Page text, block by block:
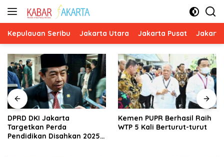
Kepulauan Seribu Jakarta Utara Jakarta Pusat
DPRD DKI Jakarta
Targetkan Perda
Pendidikan Disahkan 2025,
Kemen PUPR Berhasil Raih
WTP 5 Kali Berturut-turut